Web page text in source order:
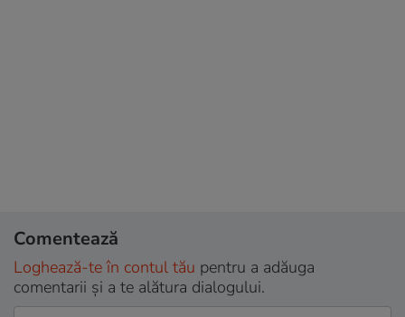
Comentează
Loghează-te în contul tău pentru a adăuga
comentarii și a te alătura dialogului.